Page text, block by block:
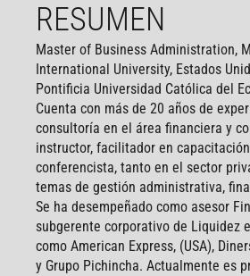
RESUMEN
Master of Business Administration,
International University, Estados
Pontificia Universidad Católica del
Cuenta con más de 20 años de
consultoría en el área financiera y
instructor, facilitador en
conferencista, tanto en el sector
temas de gestión administrativa,
Se ha desempeñado como asesor
subgerente corporativo de Liquidez
como American Express, (USA),
y Grupo Pichincha. Actualmente es